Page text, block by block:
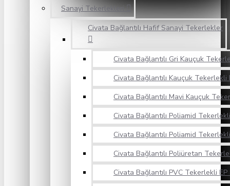
Sanayi Tekerlekleri
Civata Bağlantılı Hafif Sanayi Tekerlekler
Civata Bağlantılı Gri Kauçuk
Civata Bağlantılı Kauçuk Tekerlekli
Civata Bağlantılı Mavi Kauçuk
Civata Bağlantılı Poliamid
Civata Bağlantılı Poliamid
Civata Bağlantılı Poliüretan
Civata Bağlantılı PVC Tekerlekli EP